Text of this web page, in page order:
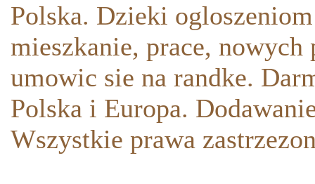
Polska. Dzieki
mieszkanie, prace,
umowic sie na randke.
Polska i Europa.
Wszystkie prawa